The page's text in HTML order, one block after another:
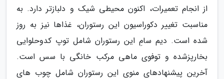
از انجام تعمیرات، اکنون محیطی شیک و دلبازتر دارد. به
مناسبت تغییر دکوراسیون این رستوران، غذاها نیز به روز
شده است. دیم سامِ این رستوران شامل توپ کدوحلوایی
بخارپزشده و توفوی ماهی مرکب خانگی با سس است.
آخرین پیشنهادهای منوی این رستوران شامل چوب های